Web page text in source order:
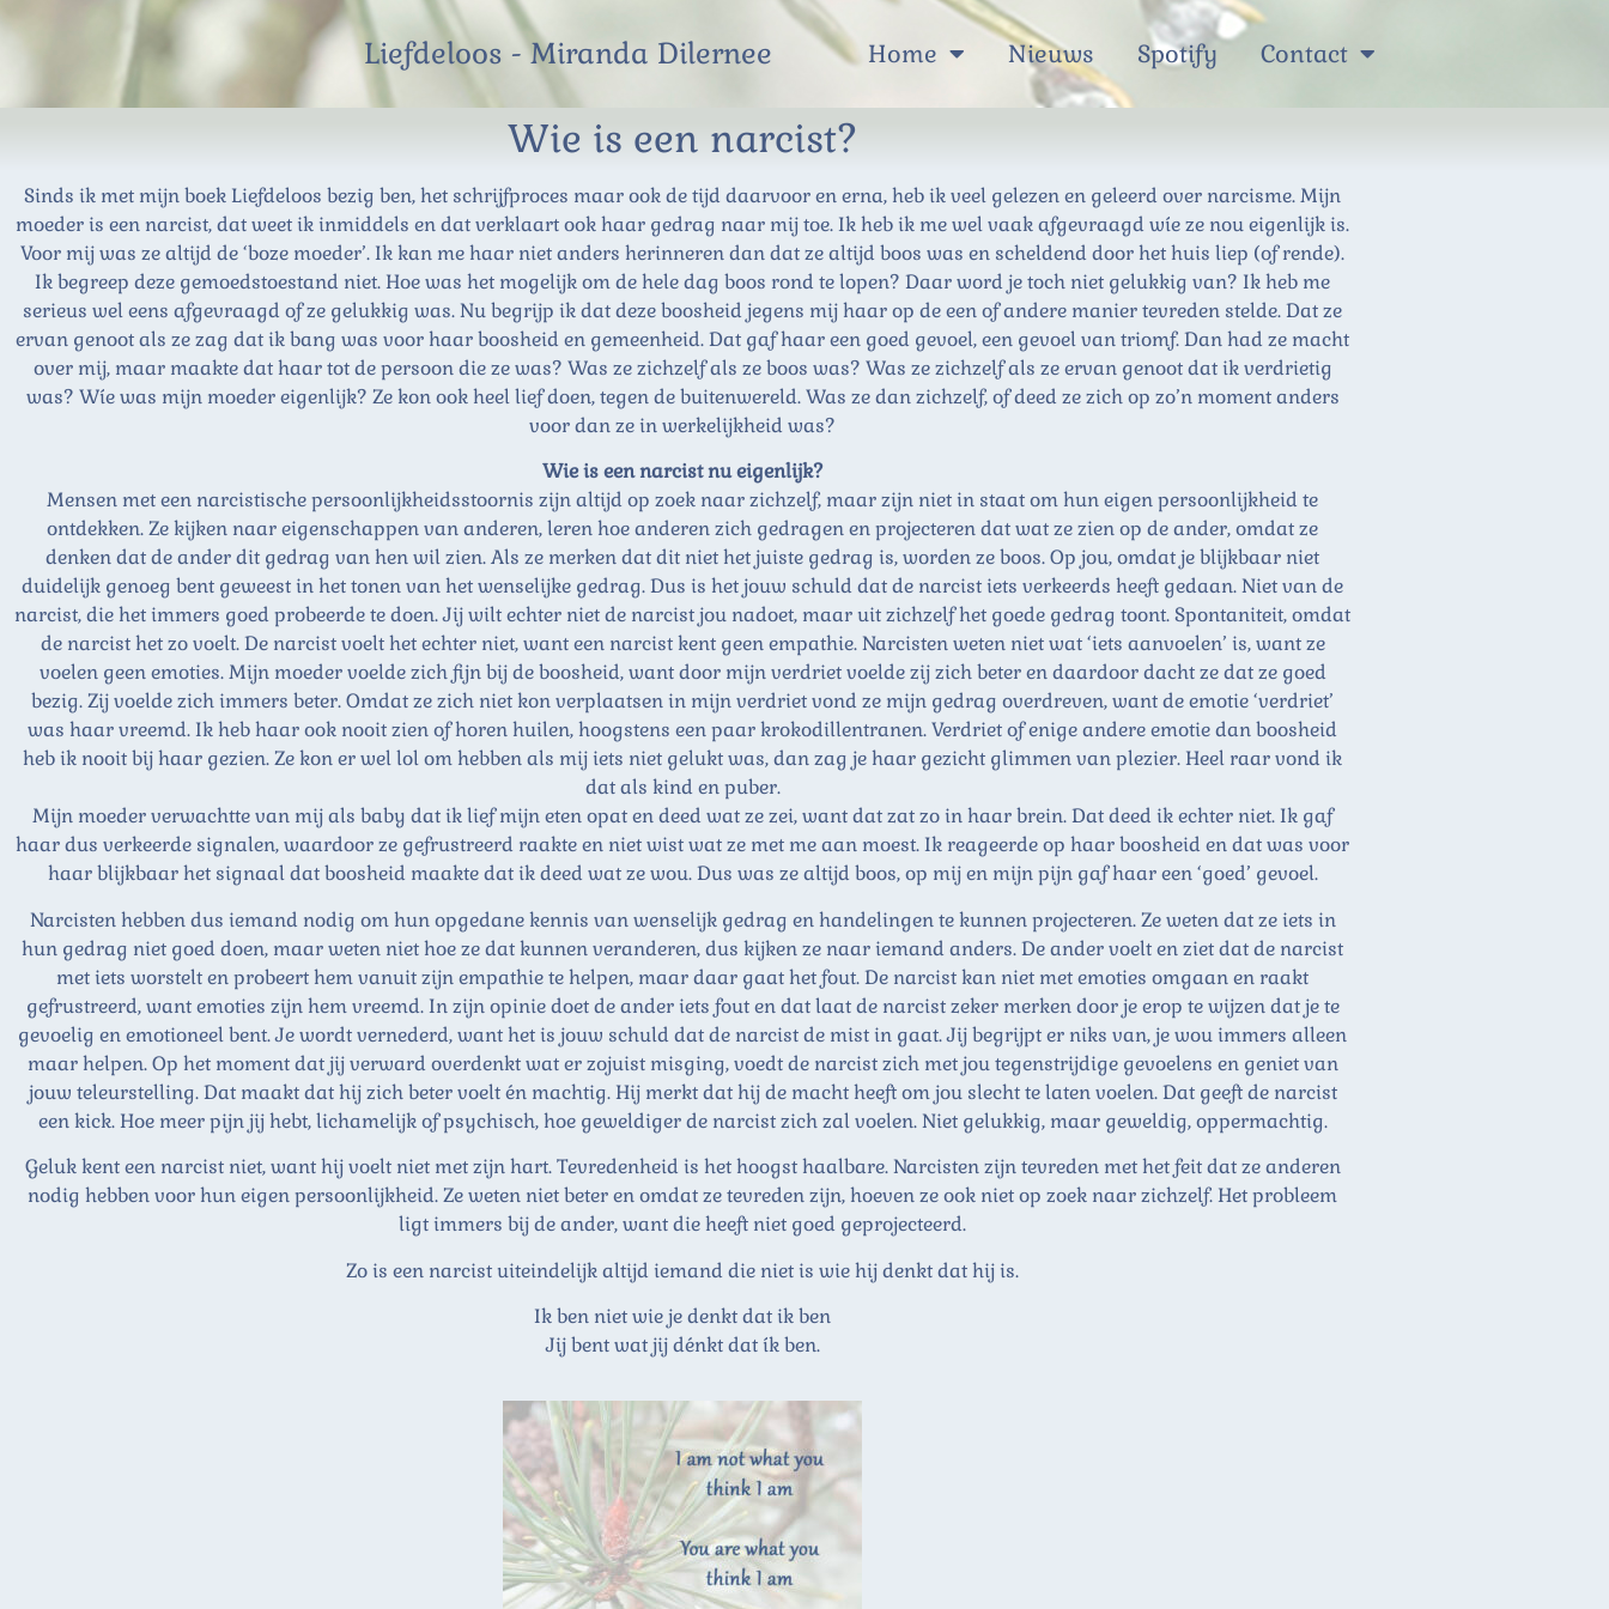
Liefdeloos - Miranda Dilernee Home Nieuws Spotify Contact
Wie is een narcist?
Sinds ik met mijn boek Liefdeloos bezig ben, het schrijfproces maar ook de tijd daarvoor en erna, heb ik veel gelezen en geleerd over narcisme. Mijn
moeder is een narcist, dat weet ik inmiddels en dat verklaart ook haar gedrag naar mij toe. Ik heb ik me wel vaak afgevraagd wíe ze nou eigenlijk is.
Voor mij was ze altijd de ‘boze moeder’. Ik kan me haar niet anders herinneren dan dat ze altijd boos was en scheldend door het huis liep (of rende).
Ik begreep deze gemoedstoestand niet. Hoe was het mogelijk om de hele dag boos rond te lopen? Daar word je toch niet gelukkig van? Ik heb me
serieus wel eens afgevraagd of ze gelukkig was. Nu begrijp ik dat deze boosheid jegens mij haar op de een of andere manier tevreden stelde. Dat ze
ervan genoot als ze zag dat ik bang was voor haar boosheid en gemeenheid. Dat gaf haar een goed gevoel, een gevoel van triomf. Dan had ze macht
over mij, maar maakte dat haar tot de persoon die ze was? Was ze zichzelf als ze boos was? Was ze zichzelf als ze ervan genoot dat ik verdrietig
was? Wíe was mijn moeder eigenlijk? Ze kon ook heel lief doen, tegen de buitenwereld. Was ze dan zichzelf, of deed ze zich op zo’n moment anders
voor dan ze in werkelijkheid was?
Wie is een narcist nu eigenlijk?
Mensen met een narcistische persoonlijkheidsstoornis zijn altijd op zoek naar zichzelf, maar zijn niet in staat om hun eigen persoonlijkheid te
ontdekken. Ze kijken naar eigenschappen van anderen, leren hoe anderen zich gedragen en projecteren dat wat ze zien op de ander, omdat ze
denken dat de ander dit gedrag van hen wil zien. Als ze merken dat dit niet het juiste gedrag is, worden ze boos. Op jou, omdat je blijkbaar niet
duidelijk genoeg bent geweest in het tonen van het wenselijke gedrag. Dus is het jouw schuld dat de narcist iets verkeerds heeft gedaan. Niet van de
narcist, die het immers goed probeerde te doen. Jij wilt echter niet de narcist jou nadoet, maar uit zichzelf het goede gedrag toont. Spontaniteit, omdat
de narcist het zo voelt. De narcist voelt het echter niet, want een narcist kent geen empathie. Narcisten weten niet wat ‘iets aanvoelen’ is, want ze
voelen geen emoties. Mijn moeder voelde zich fijn bij de boosheid, want door mijn verdriet voelde zij zich beter en daardoor dacht ze dat ze goed
bezig. Zij voelde zich immers beter. Omdat ze zich niet kon verplaatsen in mijn verdriet vond ze mijn gedrag overdreven, want de emotie ‘verdriet’
was haar vreemd. Ik heb haar ook nooit zien of horen huilen, hoogstens een paar krokodillentranen. Verdriet of enige andere emotie dan boosheid
heb ik nooit bij haar gezien. Ze kon er wel lol om hebben als mij iets niet gelukt was, dan zag je haar gezicht glimmen van plezier. Heel raar vond ik
dat als kind en puber.
Mijn moeder verwachtte van mij als baby dat ik lief mijn eten opat en deed wat ze zei, want dat zat zo in haar brein. Dat deed ik echter niet. Ik gaf
haar dus verkeerde signalen, waardoor ze gefrustreerd raakte en niet wist wat ze met me aan moest. Ik reageerde op haar boosheid en dat was voor
haar blijkbaar het signaal dat boosheid maakte dat ik deed wat ze wou. Dus was ze altijd boos, op mij en mijn pijn gaf haar een ‘goed’ gevoel.
Narcisten hebben dus iemand nodig om hun opgedane kennis van wenselijk gedrag en handelingen te kunnen projecteren. Ze weten dat ze iets in
hun gedrag niet goed doen, maar weten niet hoe ze dat kunnen veranderen, dus kijken ze naar iemand anders. De ander voelt en ziet dat de narcist
met iets worstelt en probeert hem vanuit zijn empathie te helpen, maar daar gaat het fout. De narcist kan niet met emoties omgaan en raakt
gefrustreerd, want emoties zijn hem vreemd. In zijn opinie doet de ander iets fout en dat laat de narcist zeker merken door je erop te wijzen dat je te
gevoelig en emotioneel bent. Je wordt vernederd, want het is jouw schuld dat de narcist de mist in gaat. Jij begrijpt er niks van, je wou immers alleen
maar helpen. Op het moment dat jij verward overdenkt wat er zojuist misging, voedt de narcist zich met jou tegenstrijdige gevoelens en geniet van
jouw teleurstelling. Dat maakt dat hij zich beter voelt én machtig. Hij merkt dat hij de macht heeft om jou slecht te laten voelen. Dat geeft de narcist
een kick. Hoe meer pijn jij hebt, lichamelijk of psychisch, hoe geweldiger de narcist zich zal voelen. Niet gelukkig, maar geweldig, oppermachtig.
Geluk kent een narcist niet, want hij voelt niet met zijn hart. Tevredenheid is het hoogst haalbare. Narcisten zijn tevreden met het feit dat ze anderen
nodig hebben voor hun eigen persoonlijkheid. Ze weten niet beter en omdat ze tevreden zijn, hoeven ze ook niet op zoek naar zichzelf. Het probleem
ligt immers bij de ander, want die heeft niet goed geprojecteerd.
Zo is een narcist uiteindelijk altijd iemand die niet is wie hij denkt dat hij is.
Ik ben niet wie je denkt dat ik ben
Jij bent wat jij dénkt dat ík ben.